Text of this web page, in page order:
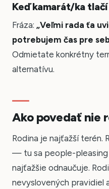
Keď kamarát/ka
Fráza: „Veľmi rada ťa
potrebujem čas pre
Odmietate konkrétny
alternatívu.
Ako povedať nie
Rodina je najťažší terén.
— tu sa people-pleasing
najťažšie odnaučuje.
nevyslovených pravidiel